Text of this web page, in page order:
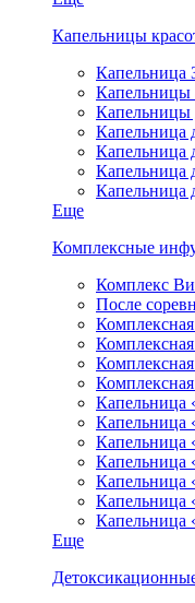
Капельницы
Капельница
Капельницы
Капельницы
Капельница
Капельница
Капельница
Капельница
Еще
Комплексные
Комплекс
После
Капельница
Капельница
Капельница
Капельница
Капельница
Капельница
Капельница
Еще